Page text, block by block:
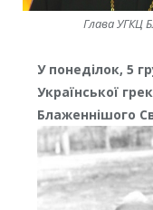
Глава УГКЦ
У понеділок, 5
Української
Блаженнішого